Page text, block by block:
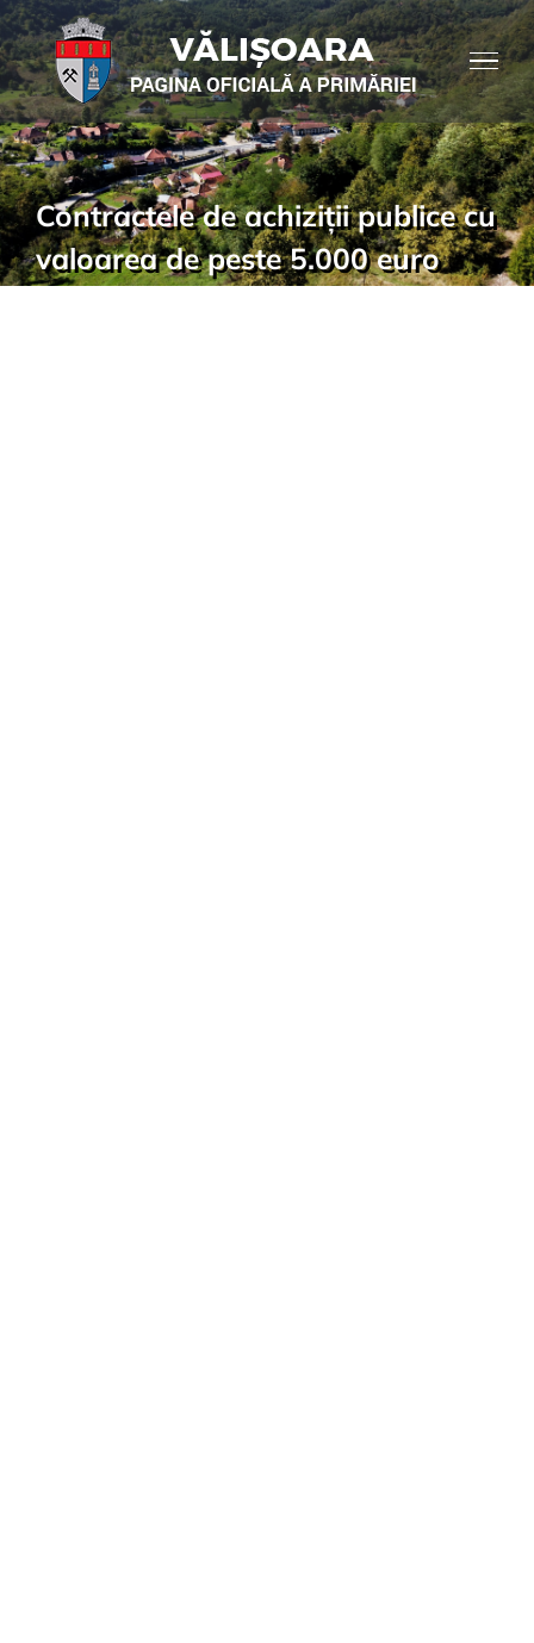
Skip
to
content
Contractele de achiziții publice cu
valoarea de peste 5.000 euro